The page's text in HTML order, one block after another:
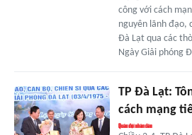
công với cách
nguyên lãnh đạo,
Đà Lạt qua các
Ngày Giải phóng
TP Đà Lạt:
cách mạng